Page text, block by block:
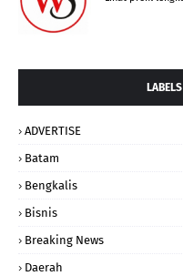
ADVERTISE
Batam
Bengkalis
Bisnis
Breaking News
Daerah